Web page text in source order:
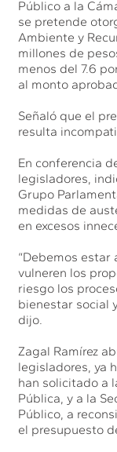
Público a la
se pretende
Ambiente y
millones de
menos del 7.6
al monto
Señaló que el
resulta
En conferencia
legisladores,
Grupo
medidas de
en excesos
“Debemos
vulneren los
riesgo los
bienestar social
dijo.
Zagal Ramírez
legisladores, ya
han solicitado a
Pública, y a la
Público, a
el presupuesto